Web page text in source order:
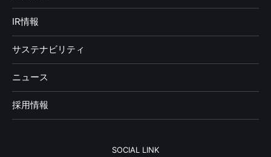
IR情報
サステナビリティ
ニュース
採用情報
SOCIAL LINK